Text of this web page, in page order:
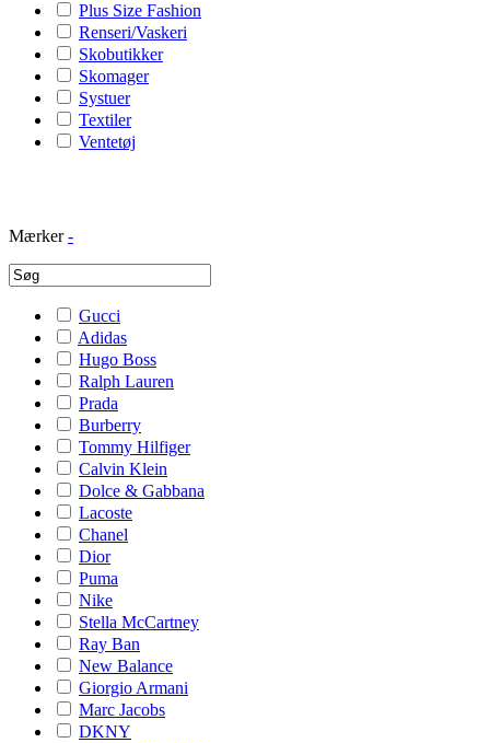
Plus Size Fashion
Renseri/Vaskeri
Skobutikker
Skomager
Systuer
Textiler
Ventetøj
Mærker -
Gucci
Adidas
Hugo Boss
Ralph Lauren
Prada
Burberry
Tommy Hilfiger
Calvin Klein
Dolce & Gabbana
Lacoste
Chanel
Dior
Puma
Nike
Stella McCartney
Ray Ban
New Balance
Giorgio Armani
Marc Jacobs
DKNY